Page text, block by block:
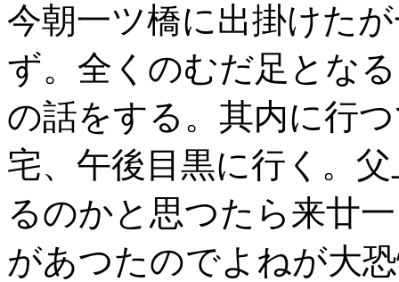
今朝一ツ橋に出掛けた
ず。全くのむだ足とな
の話をする。其内に行
宅、午後目黒に行く。
るのかと思つたら来廿
があつたのでよねが大